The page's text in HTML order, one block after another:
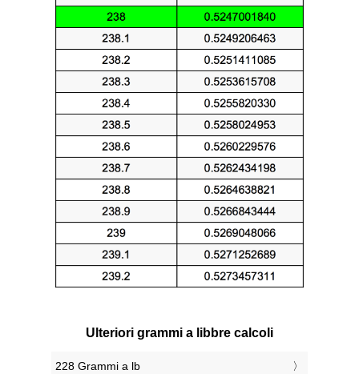
Ulteriori grammi a libbre calcoli
228 Grammi a lb